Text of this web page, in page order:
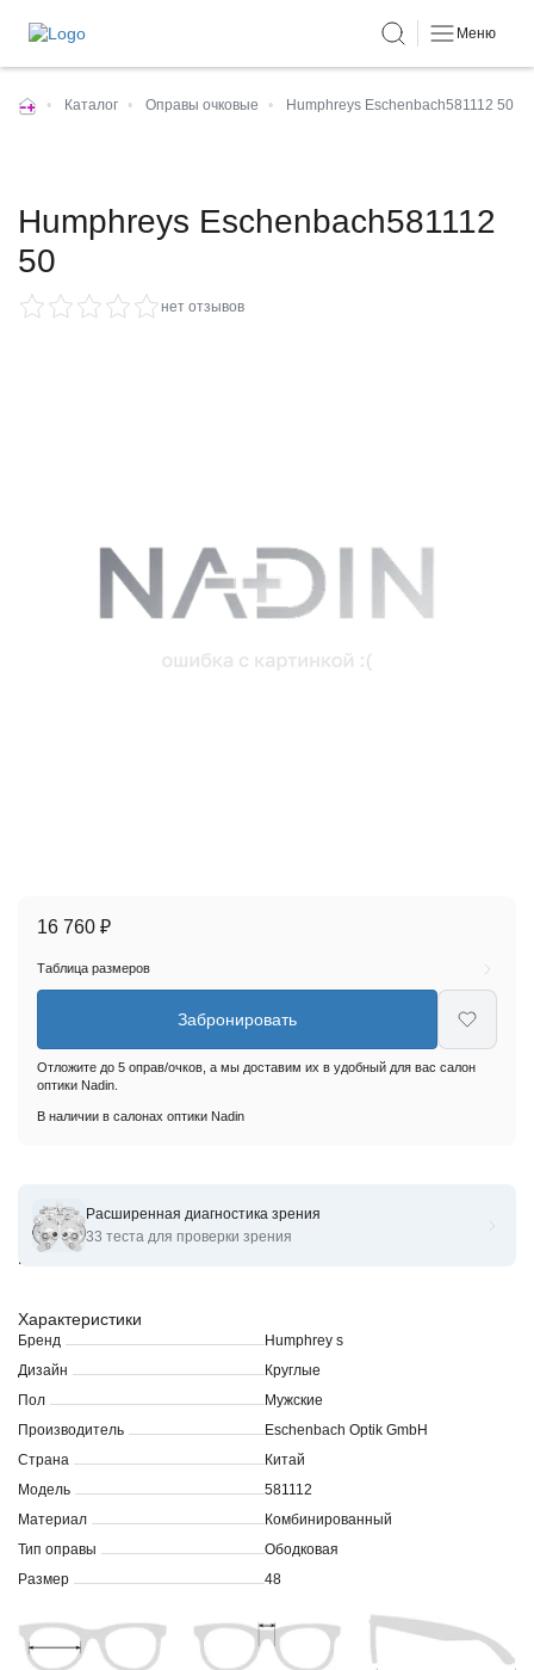
Меню
• Каталог • Оправы очковые • Humphreys Eschenbach581112 50
Humphreys Eschenbach581112
50
нет отзывов
Оправы для очков корригирующих Humphreys
Eschenbach581112 50
Характеристики
Бренд
Humphrey s
Дизайн
Круглые
Пол
Мужские
Производитель
Eschenbach Optik GmbH
Страна
Китай
Модель
581112
Материал
Комбинированный
Тип оправы
Ободковая
Размер
48
16 760 ₽
Таблица размеров
Забронировать
Отложите до 5 оправ/очков, а мы доставим их в удобный для вас салон
оптики Nadin.
В наличии в салонах оптики Nadin
Расширенная диагностика зрения
33 теста для проверки зрения